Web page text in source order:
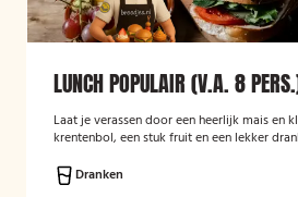
LUNCH POPULAIR (V.A. 8
Laat je verassen door een heerlijk mais en
krentenbol, een stuk fruit en een lekker
Dranken